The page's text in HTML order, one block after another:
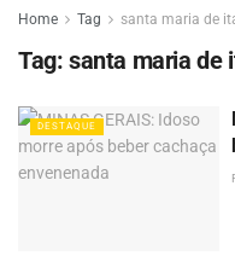
Home Tag santa maria de
Tag: santa maria de
DESTAQUE